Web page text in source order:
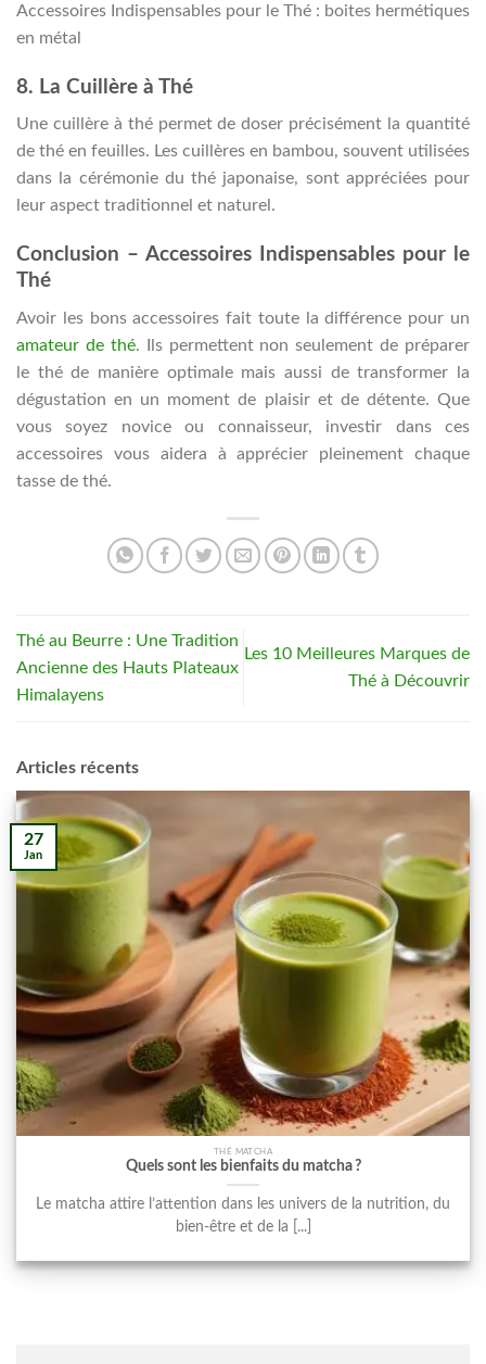
Accessoires Indispensables pour le Thé : boites hermétiques
en métal
8. La Cuillère à Thé
Une cuillère à thé permet de doser précisément la quantité
de thé en feuilles. Les cuillères en bambou, souvent utilisées
dans la cérémonie du thé japonaise, sont appréciées pour
leur aspect traditionnel et naturel.
Conclusion – Accessoires Indispensables pour le
Thé
Avoir les bons accessoires fait toute la différence pour un
amateur de thé. Ils permettent non seulement de préparer
le thé de manière optimale mais aussi de transformer la
dégustation en un moment de plaisir et de détente. Que
vous soyez novice ou connaisseur, investir dans ces
accessoires vous aidera à apprécier pleinement chaque
tasse de thé.
Thé au Beurre : Une Tradition
Ancienne des Hauts Plateaux
Himalayens
Les 10 Meilleures Marques de
Thé à Découvrir
Articles récents
THÉ MATCHA
Quels sont les bienfaits du matcha ?
Le matcha attire l’attention dans les univers de la nutrition, du
bien-être et de la [...]
27
Jan